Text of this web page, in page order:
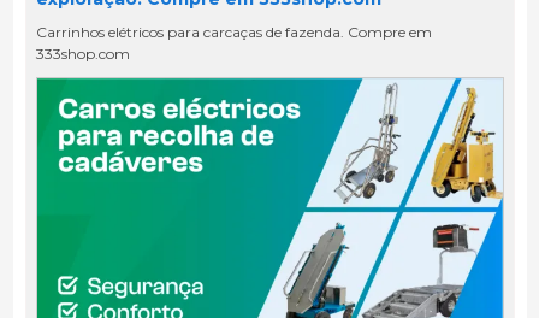
Carrinhos elétricos para carcaças de fazenda. Compre em
333shop.com